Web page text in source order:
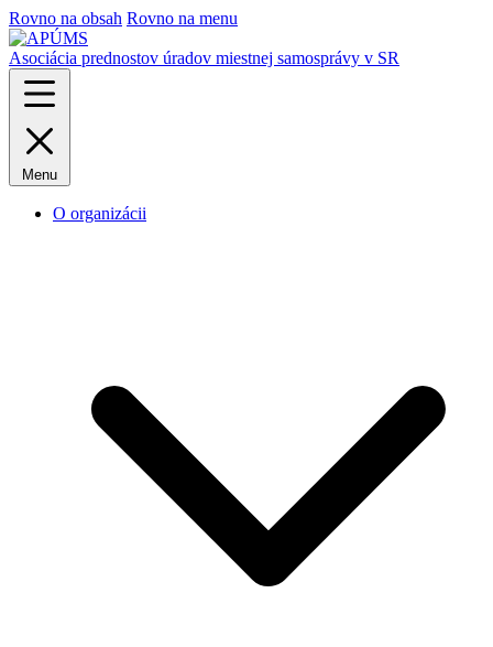
Rovno na obsah Rovno na menu
Asociácia prednostov úradov miestnej samosprávy v SR
Menu
O organizácii